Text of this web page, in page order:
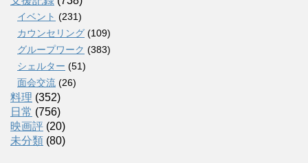
イベント (231)
カウンセリング (109)
グループワーク (383)
シェルター (51)
面会交流 (26)
料理 (352)
日常 (756)
映画評 (20)
未分類 (80)